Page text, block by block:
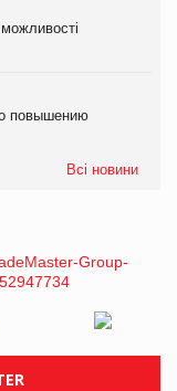
повышению
Всі новини